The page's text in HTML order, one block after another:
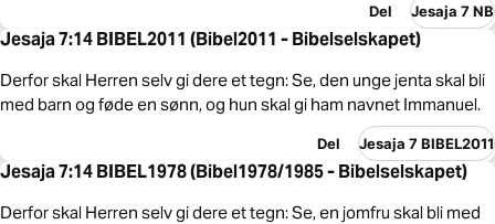
Del Jesaja 7 NB
Jesaja 7:14 BIBEL2011 (Bibel2011 - Bibelselskapet)
Derfor skal Herren selv gi dere et tegn: Se, den unge jenta skal bli
med barn og føde en sønn, og hun skal gi ham navnet Immanuel.
Del Jesaja 7 BIBEL2011
Jesaja 7:14 BIBEL1978 (Bibel1978/1985 - Bibelselskapet)
Derfor skal Herren selv gi dere et tegn: Se, en jomfru skal bli med